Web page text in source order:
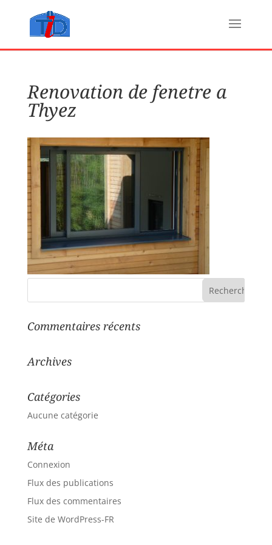
Renovation de fenetre a
Thyez
Commentaires récents
Archives
Catégories
Aucune catégorie
Méta
Connexion
Flux des publications
Flux des commentaires
Site de WordPress-FR